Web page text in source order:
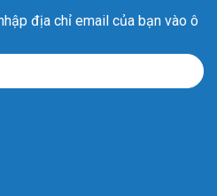
địa chỉ email của bạn vào ô